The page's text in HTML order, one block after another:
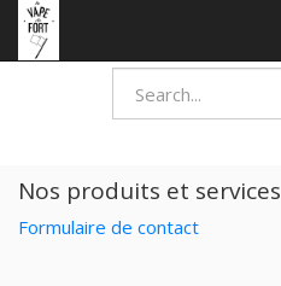
Nos produits et services
Formulaire de contact